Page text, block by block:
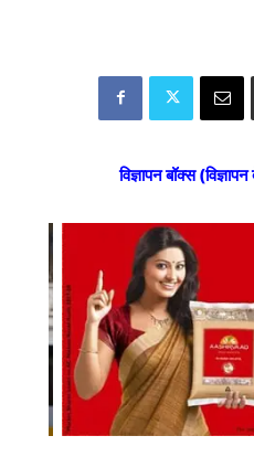
विज्ञापन बॉक्स